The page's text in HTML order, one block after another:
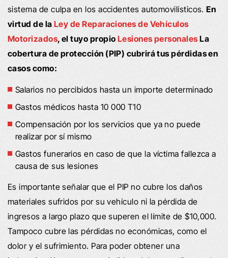
sistema de culpa en los accidentes automovilísticos.En
virtud de la Ley de Reparaciones de Vehículos
Motorizados, el tuyo propio Lesiones personalesLa
cobertura de protección (PIP) cubrirá tus pérdidas en
casos como:
Salarios no percibidos hasta un importe determinado
Gastos médicos hasta 10 000 T10
Compensación por los servicios que ya no puede
realizar por sí mismo
Gastos funerarios en caso de que la víctima fallezca a
causa de sus lesiones
Es importante señalar que el PIP no cubre los daños
materiales sufridos por su vehículo ni la pérdida de
ingresos a largo plazo que superen el límite de $10,000.
Tampoco cubre las pérdidas no económicas, como el
dolor y el sufrimiento. Para poder obtener una